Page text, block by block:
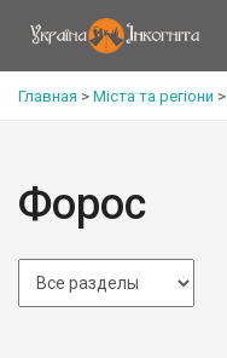
Главная > Міста та регіони >
Форос